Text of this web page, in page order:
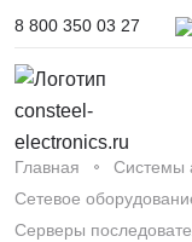
8 800 350 03 27
Главная
Системы
Сетевое
Серверы